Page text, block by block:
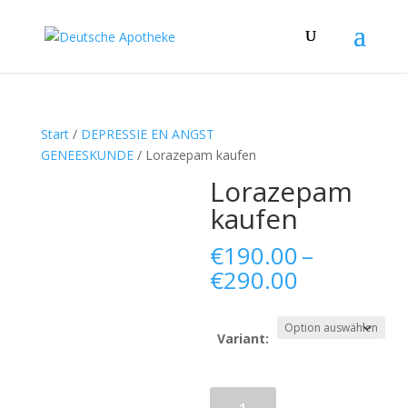
Start/ DEPRESSIE EN ANGST
GENEESKUNDE/ Lorazepam kaufen
Lorazepam
kaufen
€190.00–
€290.00
bis
€290.00
Variant: